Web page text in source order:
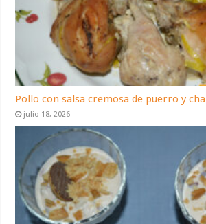
Pollo con salsa cremosa de puerro y
julio 18, 2026